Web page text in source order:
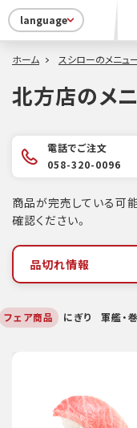
language
ホーム スシローのメニュ
北方店のメ
電話でご注文
058-320-0096
商品が完売している可
確認ください。
品切れ情報
フェア商品 にぎり 軍艦・